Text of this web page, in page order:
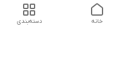
دسته‌بندی خانه